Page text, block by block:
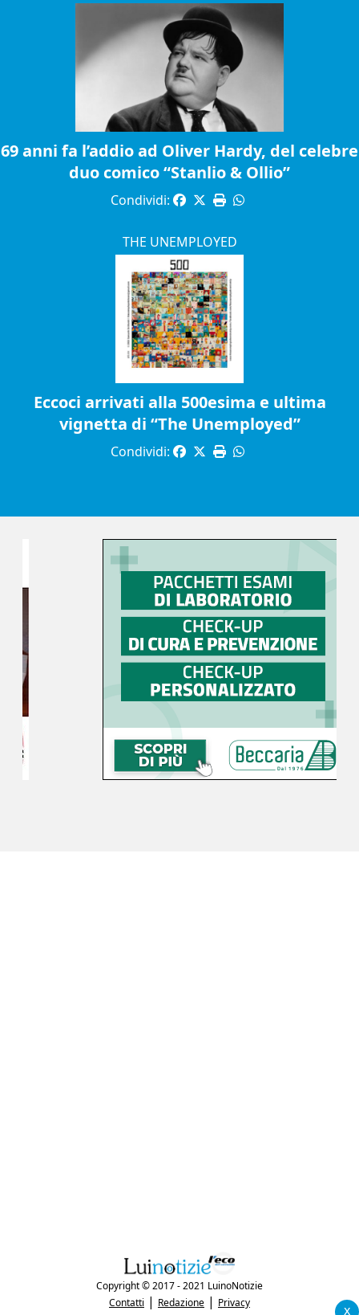
69 anni fa l’addio ad Oliver Hardy, del celebre
duo comico “Stanlio & Ollio”
Condividi:
THE UNEMPLOYED
Eccoci arrivati alla 500esima e ultima
vignetta di “The Unemployed”
Condividi:
x
Copyright © 2017 - 2021 LuinoNotizie
Contatti | Redazione | Privacy